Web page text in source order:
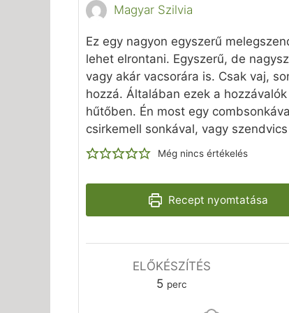
Magyar Szilvia
Ez egy nagyon egyszerű
lehet elrontani. Egyszerű, de
vagy akár vacsorára is. Csak vaj,
hozzá. Általában ezek a
hűtőben. Én most egy
csirkemell sonkával, vagy
Még nincs értékelés
Recept nyomtatása
ELŐKÉSZÍTÉS
5perc
perc